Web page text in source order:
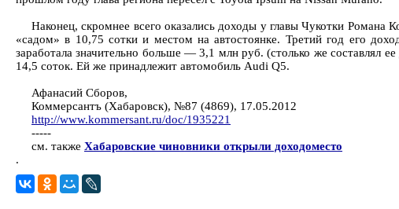
Наконец, скромнее всего оказались доходы у главы Чукотки
«садом» в 10,75 сотки и местом на автостоянке. Третий год его
заработала значительно больше — 3,1 млн руб. (столько же составлял
14,5 соток. Ей же принадлежит автомобиль Audi Q5.
Афанасий Сборов,
Коммерсантъ (Хабаровск), №87 (4869), 17.05.2012
http://www.kommersant.ru/doc/1935221
-----
см. также Хабаровские чиновники открыли доходоместо
.